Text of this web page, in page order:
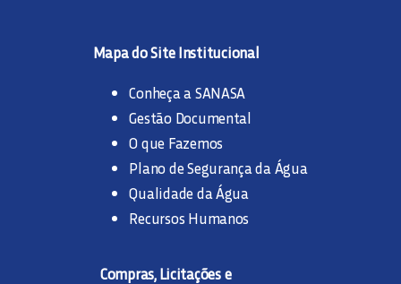
Mapa do Site Institucional
Conheça a SANASA
Gestão Documental
O que Fazemos
Plano de Segurança da Água
Qualidade da Água
Recursos Humanos
Compras, Licitações e